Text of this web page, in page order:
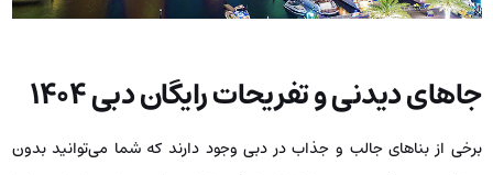
جا‌‌های دیدنی و تفریحات رایگان دبی 1404
برخی از بناهای جالب و جذاب در دبی وجود دارند که شما می‌توانید بدون